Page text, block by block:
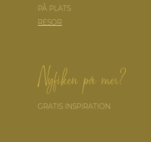
PÅ PLATS
RESOR
Nyfiken på mer?
GRATIS INSPIRATION